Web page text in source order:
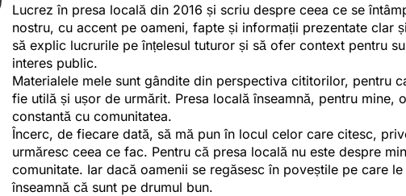
Lucrez în presa locală din 2016 și scriu despre ceea ce se
nostru, cu accent pe oameni, fapte și informații prezentate clar
să explic lucrurile pe înțelesul tuturor și să ofer context pentru
interes public.
Materialele mele sunt gândite din perspectiva cititorilor, pentru
fie utilă și ușor de urmărit. Presa locală înseamnă, pentru mine,
constantă cu comunitatea.
Încerc, de fiecare dată, să mă pun în locul celor care citesc,
urmăresc ceea ce fac. Pentru că presa locală nu este despre
comunitate. Iar dacă oamenii se regăsesc în poveștile pe care le
înseamnă că sunt pe drumul bun.